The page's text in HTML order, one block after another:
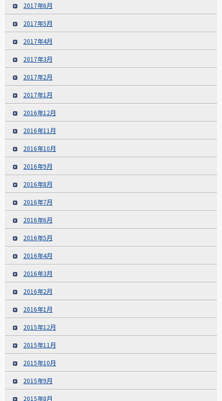
2017年6月
2017年5月
2017年4月
2017年3月
2017年2月
2017年1月
2016年12月
2016年11月
2016年10月
2016年9月
2016年8月
2016年7月
2016年6月
2016年5月
2016年4月
2016年3月
2016年2月
2016年1月
2015年12月
2015年11月
2015年10月
2015年9月
2015年8月